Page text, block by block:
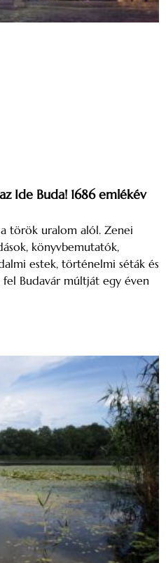
Ide Buda! 1686 emlékév
török uralom alól. Zenei
könyvbemutatók,
estek, történelmi séták és
Budavár múltját egy éven